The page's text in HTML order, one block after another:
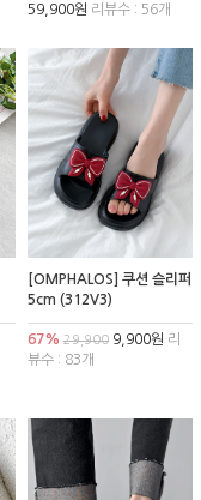
59,900원 리뷰수 : 56개
[OMPHALOS] 쿠션 슬리퍼
5cm (312V3)
67% 29,9009,900원 리
뷰수 : 83개